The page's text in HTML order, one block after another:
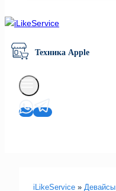
Техника Apple
iLikeService » Девайсы